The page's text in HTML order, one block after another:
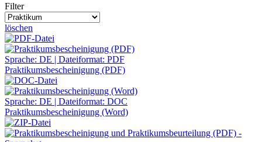
Filter
löschen
Sprache: DE | Dateiformat: PDF
Praktikumsbescheinigung (PDF)
Sprache: DE | Dateiformat: DOC
Praktikumsbescheinigung (Word)